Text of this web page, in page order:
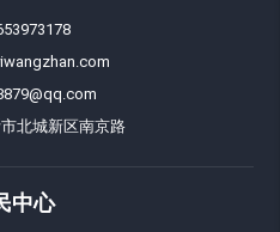
北城新区南京路
中心